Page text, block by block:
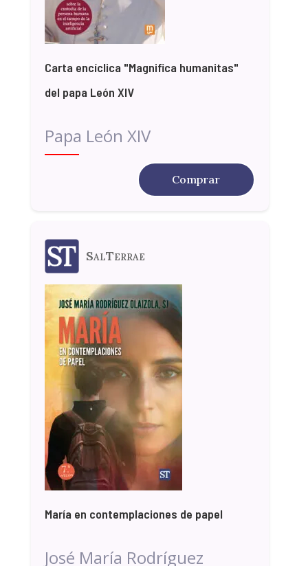
Carta encíclica "Magnifica humanitas"
del papa León XIV
Papa León XIV
Comprar
SalTerrae
María en contemplaciones de papel
José María Rodríguez